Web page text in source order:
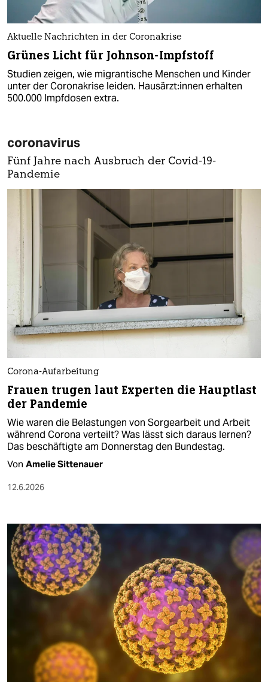
Aktuelle Nachrichten in der Coronakrise
Grünes Licht für Johnson-Impfstoff
Studien zeigen, wie migrantische Menschen und Kinder
unter der Coronakrise leiden. Hausärz­t:innen erhalten
500.000 Impfdosen extra.
coronavirus
Fünf Jahre nach Ausbruch der Covid-19-
Pandemie
Corona-Aufarbeitung
Frauen trugen laut Experten die Hauptlast
der Pandemie
Wie waren die Belastungen von Sorgearbeit und Arbeit
während Corona verteilt? Was lässt sich daraus lernen?
Das beschäftigte am Donnerstag den Bundestag.
Von Amelie Sittenauer
12.6.2026